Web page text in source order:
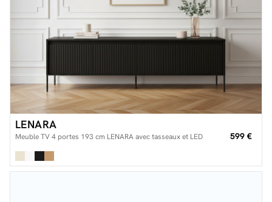
LENARA
Meuble TV 4 portes 193 cm LENARA avec tasseaux et LED 599 €